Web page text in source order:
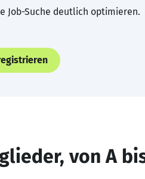
Job-Suche deutlich optimieren.
von A